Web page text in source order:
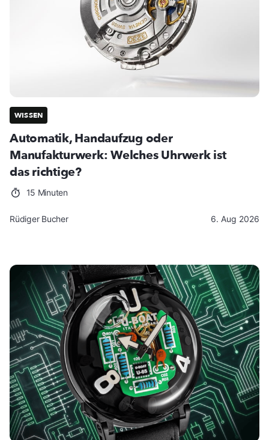
WISSEN
Automatik, Handaufzug oder
Manufakturwerk: Welches Uhrwerk ist
das richtige?
15 Minuten
Rüdiger Bucher 6. Aug 2026